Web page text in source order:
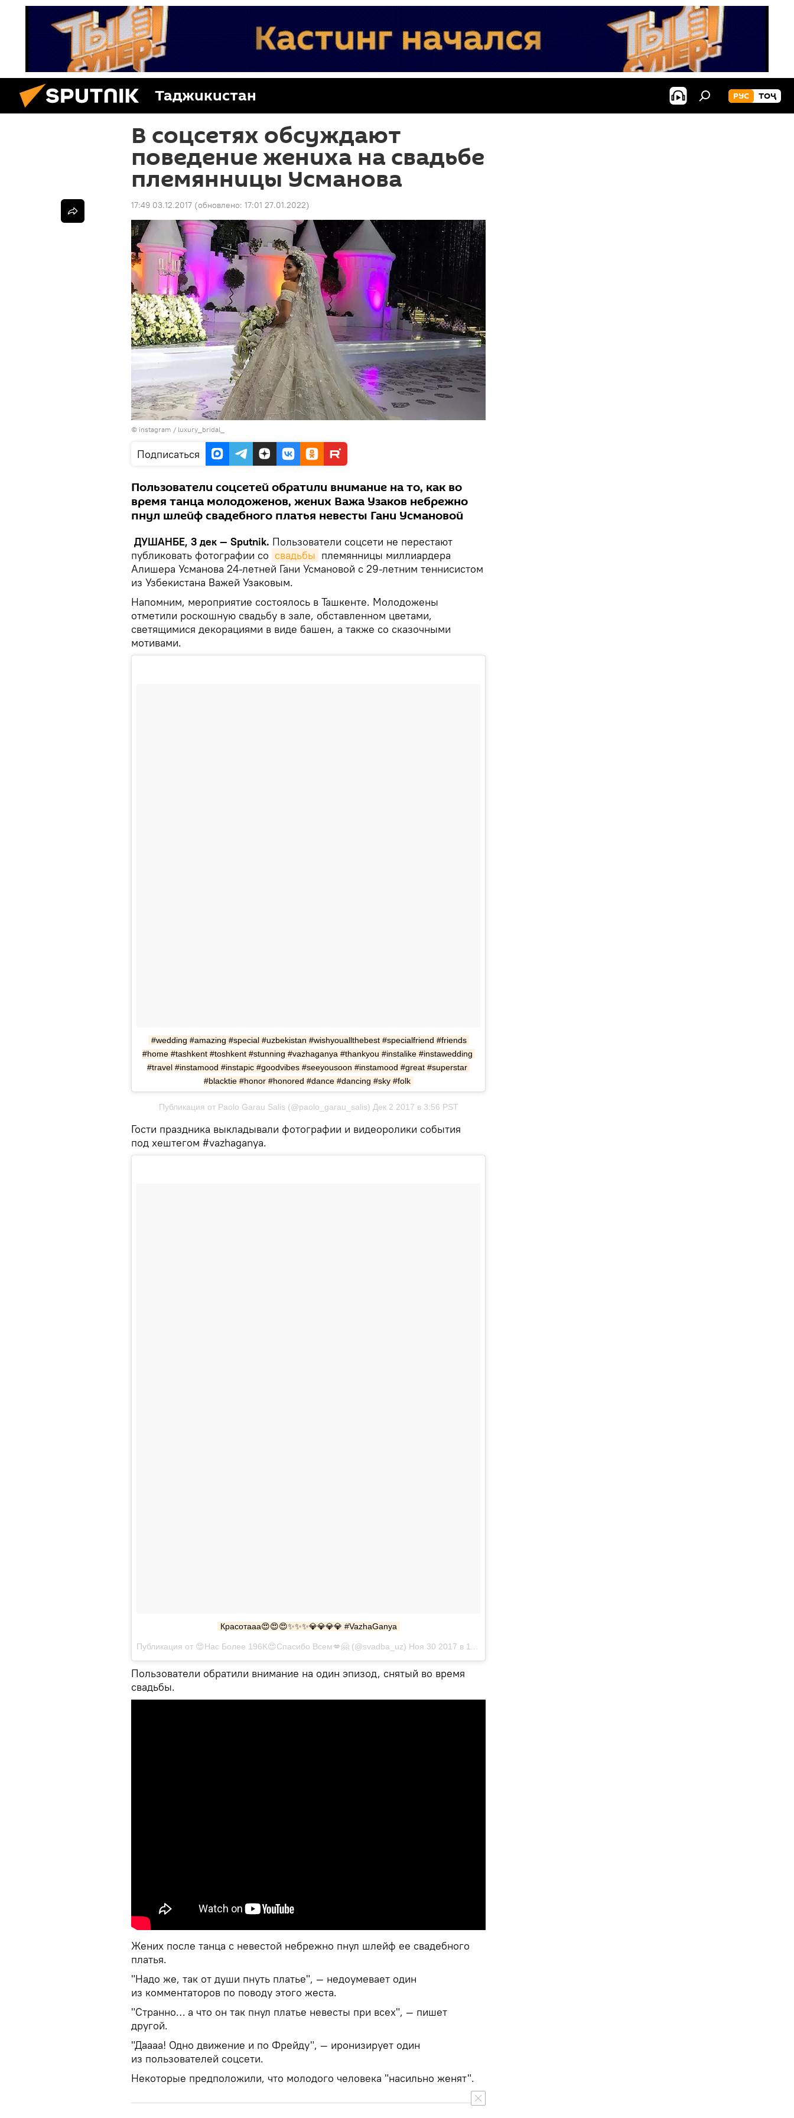
Таджикистан РУС ТОҶ
В соцсетях обсуждают
поведение жениха на свадьбе
племянницы Усманова
17:49 03.12.2017 (обновлено: 17:01 27.01.2022)
© instagram / luxury_bridal_
Подписаться
Пользователи соцсетей обратили внимание на то, как во
время танца молодоженов, жених Важа Узаков небрежно
пнул шлейф свадебного платья невесты Гани Усмановой
ДУШАНБЕ, 3 дек — Sputnik. Пользователи соцсети не перестают
публиковать фотографии со свадьбы племянницы миллиардера
Алишера Усманова 24-летней Гани Усмановой с 29-летним теннисистом
из Узбекистана Важей Узаковым.
Напомним, мероприятие состоялось в Ташкенте. Молодожены
отметили роскошную свадьбу в зале, обставленном цветами,
светящимися декорациями в виде башен, а также со сказочными
мотивами.
#wedding #amazing #special #uzbekistan #wishyouallthebest #specialfriend #friends
#home #tashkent #toshkent #stunning #vazhaganya #thankyou #instalike #instawedding
#travel #instamood #instapic #goodvibes #seeyousoon #instamood #great #superstar
#blacktie #honor #honored #dance #dancing #sky #folk
Публикация от Paolo Garau Salis (@paolo_garau_salis) Дек 2 2017 в 3:56 PST
Гости праздника выкладывали фотографии и видеоролики события
под хештегом #vazhaganya.
Красотааа😍😍😍✨✨✨💎💎💎💎 #VazhaGanya
Пользователи обратили внимание на один эпизод, снятый во время
свадьбы.
Жених после танца с невестой небрежно пнул шлейф ее свадебного
платья.
"Надо же, так от души пнуть платье", — недоумевает один
из комментаторов по поводу этого жеста.
"Странно… а что он так пнул платье невесты при всех", — пишет
другой.
"Даааа! Одно движение и по Фрейду", — иронизирует один
из пользователей соцсети.
Некоторые предположили, что молодого человека "насильно женят".